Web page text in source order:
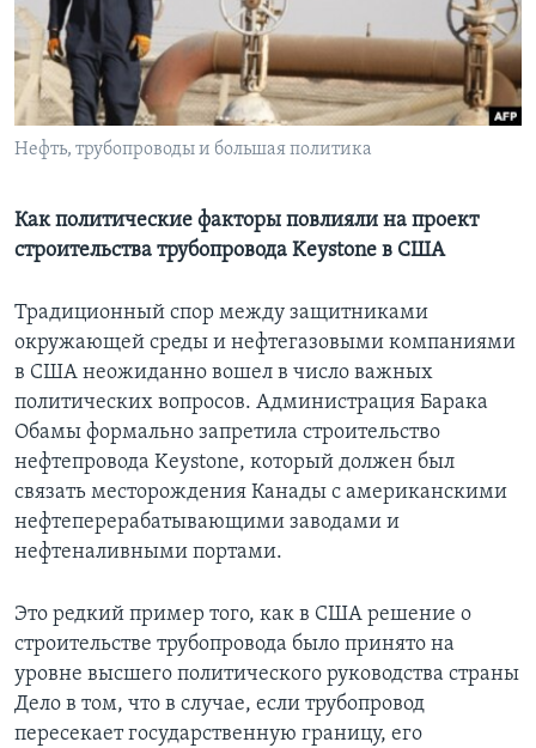
Learning English
СОЦИАЛЬНЫЕ СЕТИ
Языки
Нефть, трубопроводы и большая политика
Как политические факторы повлияли на проект
строительства трубопровода Keystone в США
Традиционный спор между защитниками
окружающей среды и нефтегазовыми компаниями
в США неожиданно вошел в число важных
политических вопросов. Администрация Барака
Обамы формально запретила строительство
нефтепровода Keystone, который должен был
связать месторождения Канады с американскими
нефтеперерабатывающими заводами и
нефтеналивными портами.
Это редкий пример того, как в США решение о
строительстве трубопровода было принято на
уровне высшего политического руководства страны
Дело в том, что в случае, если трубопровод
пересекает государственную границу, его